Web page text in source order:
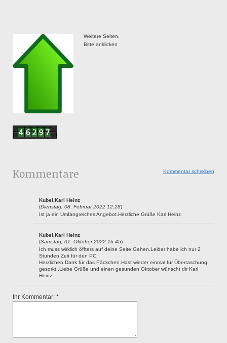
Weitere Seiten.
Bitte anklicken
Kommentar schreiben
Kommentare
Kubel,Karl Heinz
(Dienstag, 08. Februar 2022 12:28)
Ist ja ein Umfangreiches Angebot.Herzliche Grüße Karl Heinz
Kubel,Karl Heinz
(Samstag, 01. Oktober 2022 16:45)
Ich muss wirklich öffters auf deine Seite Gehen.Leider habe ich nur 2
Stunden Zeit für den PC.
Herzlichen Dank für das Päckchen.Hast wieder einmal für Überraschung
gesorkt..Liebe Grüße und einen gesunden Oktober wünscht dir Karl
Heinz
Ihr Kommentar: *